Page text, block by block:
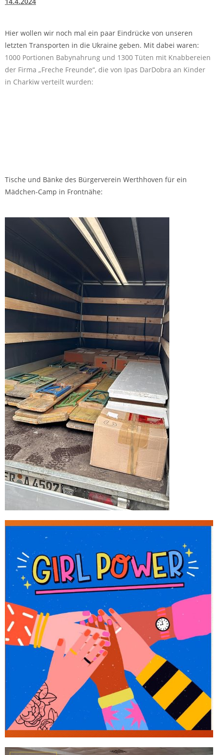
Hier wollen wir noch mal ein paar Eindrücke von unseren
letzten Transporten in die Ukraine geben. Mit dabei waren:
1000 Portionen Babynahrung und 1300 Tüten mit Knabbereien
der Firma „Freche Freunde“, die von Ipas DarDobra an Kinder
in Charkiw verteilt wurden:
Tische und Bänke des Bürgerverein Werthhoven für ein
Mädchen-Camp in Frontnähe: